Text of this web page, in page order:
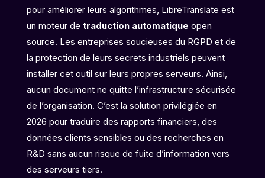
pour améliorer leurs algorithmes, LibreTranslate est
un moteur de traduction automatique open
source. Les entreprises soucieuses du RGPD et de
la protection de leurs secrets industriels peuvent
installer cet outil sur leurs propres serveurs. Ainsi,
aucun document ne quitte l’infrastructure sécurisée
de l’organisation. C’est la solution privilégiée en
2026 pour traduire des rapports financiers, des
données clients sensibles ou des recherches en
R&D sans aucun risque de fuite d’information vers
des serveurs tiers.